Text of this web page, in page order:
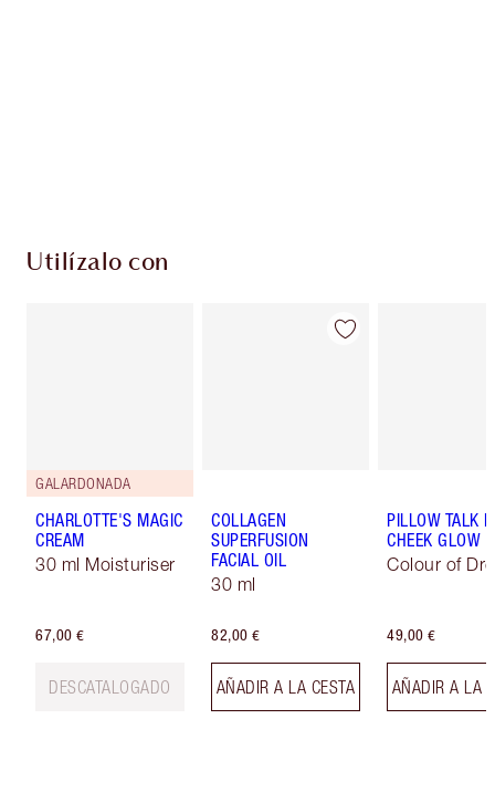
Utilízalo con
GALARDONADA
CHARLOTTE'S MAGIC
CREAM
30 ml Moisturiser
67,00 €
DESCATALOGADO
COLLAGEN
SUPERFUSION
FACIAL OIL
30 ml
82,00 €
AÑADIR A LA CESTA
PILLOW TALK
CHEEK GLOW
Colour of
49,00 €
AÑADIR A LA